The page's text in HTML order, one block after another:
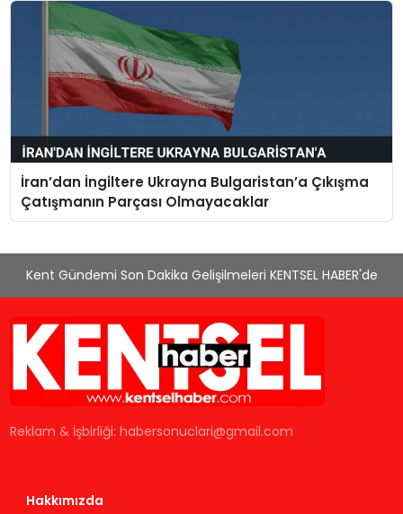
İran’dan İngiltere Ukrayna Bulgaristan’a Çıkışma
Çatışmanın Parçası Olmayacaklar
Kent Gündemi Son Dakika Gelişilmeleri KENTSEL HABER'de
Reklam & İşbirliği:habersonuclari@gmail.com
Hakkımızda